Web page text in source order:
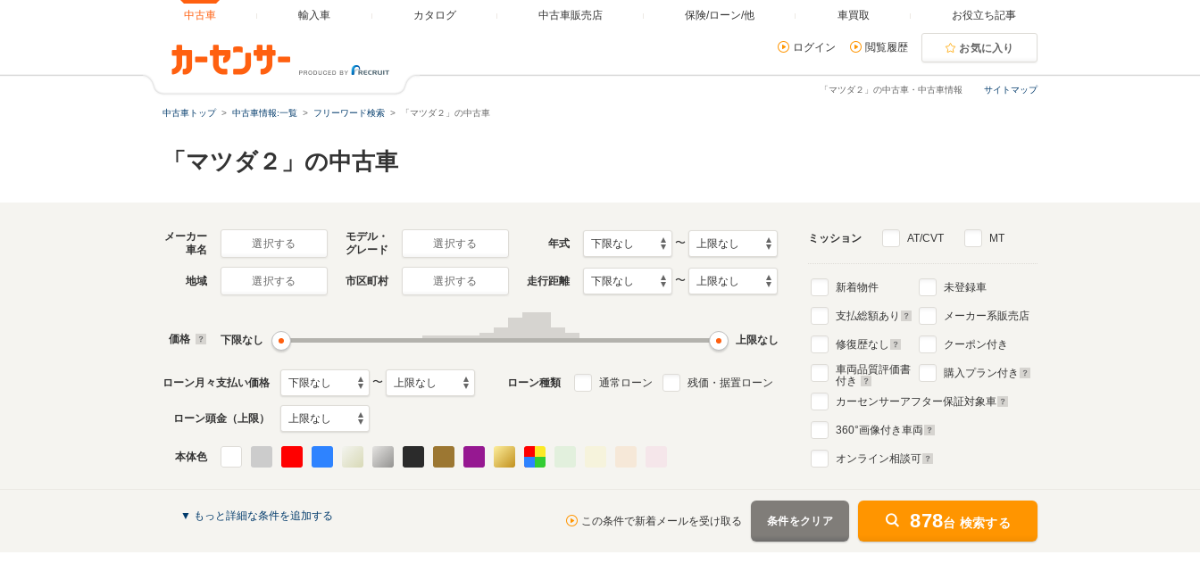
中古車 輸入車 カタログ 中古車販売店 保険/ローン/他 車買取 お役立ち記事
ログイン 閲覧履歴 お気に入り
サイトマップ
「マツダ２」の中古車・中古車情報
中古車トップ 中古車情報:一覧 フリーワード検索 「マツダ２」の中古車
「マツダ２」の中古車
メーカー
車名
選択する
モデル・
グレード
選択する 年式 〜
地域 選択する 市区町村 選択する 走行距離 〜
価格 下限なし 上限なし
ローン月々支払い価格 〜 ローン種類 通常ローン 残価・据置ローン
ローン頭金（上限）
本体色
ミッション AT/CVT MT
新着物件
支払総額あり
修復歴なし
車両品質評価書
付き
未登録車
メーカー系販売店
クーポン付き
購入プラン付き
カーセンサーアフター保証対象車
360°画像付き車両
オンライン相談可
▼ もっと詳細な条件を追加する この条件で新着メールを受け取る 条件をクリア 878台 検索する